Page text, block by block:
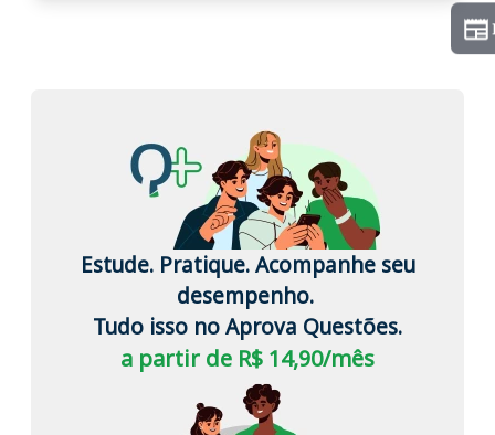
Estude. Pratique. Acompanhe seu
desempenho.
Tudo isso no Aprova Questões.
a partir de R$ 14,90/mês